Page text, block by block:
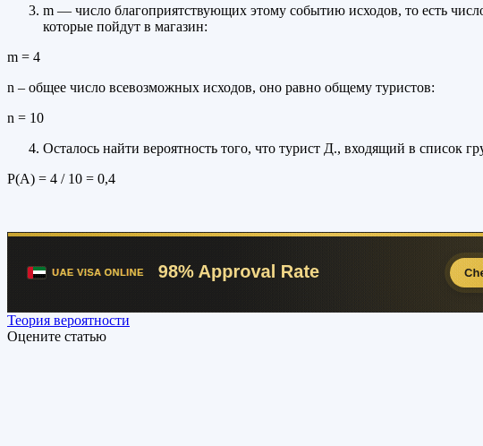
m — число благоприятствующих этому событию исходов, то есть
которые пойдут в магазин:
m = 4
n – общее число всевозможных исходов, оно равно общему туристов:
n = 10
Осталось найти вероятность того, что турист Д., входящий в список
Р(А) = 4 / 10 = 0,4
Теория вероятности
Оцените статью